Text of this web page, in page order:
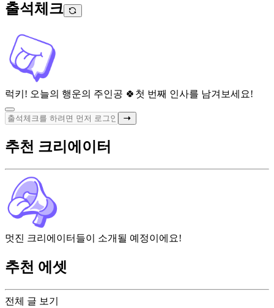
출석체크
럭키! 오늘의 행운의 주인공 🍀 첫 번째 인사를 남겨보세요!
전체 글 보기
추천 크리에이터
멋진 크리에이터들이 소개될 예정이에요!
추천 에셋